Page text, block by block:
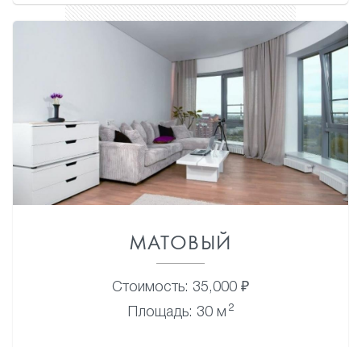
МАТОВЫЙ
Стоимость: 35,000 ₽
Площадь: 30 м 2